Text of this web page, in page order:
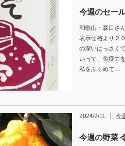
今週のセー
和歌山・森口さ
表示価格より２
の深いはっさく
いって、免疫
私をふくめて…
2024/2/11 今
今週の野菜